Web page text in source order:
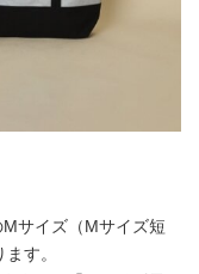
サイズ（Mサイズ短
す。